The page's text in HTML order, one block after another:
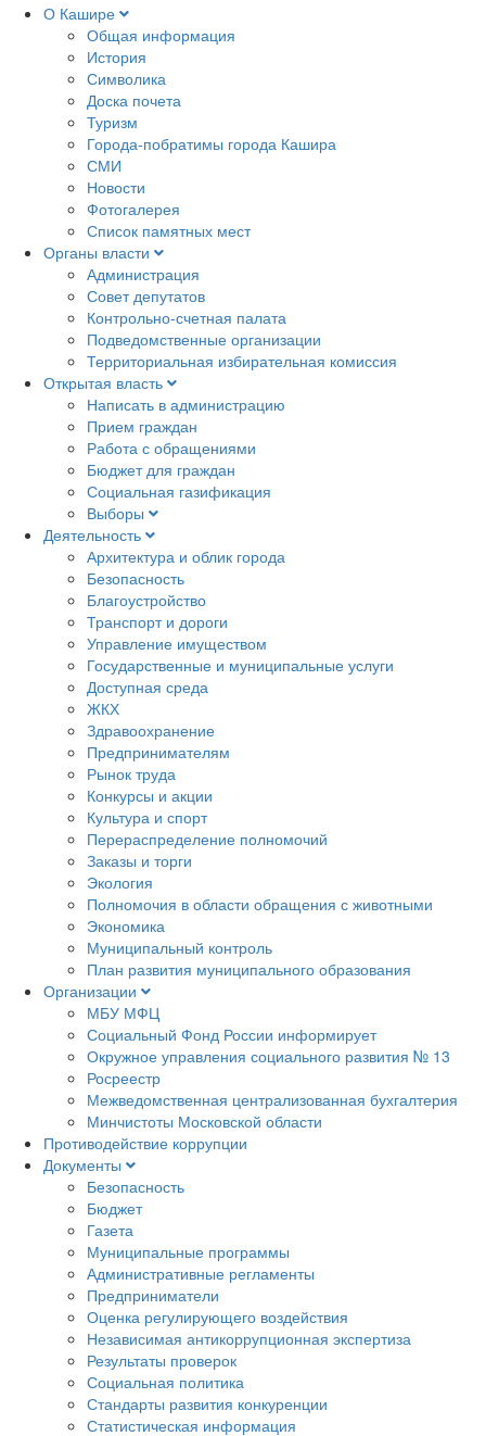
О Кашире
Общая информация
История
Символика
Доска почета
Туризм
Города-побратимы города Кашира
СМИ
Новости
Фотогалерея
Список памятных мест
Органы власти
Администрация
Совет депутатов
Контрольно-счетная палата
Подведомственные организации
Территориальная избирательная комиссия
Открытая власть
Написать в администрацию
Прием граждан
Работа с обращениями
Бюджет для граждан
Социальная газификация
Выборы
Деятельность
Архитектура и облик города
Безопасность
Благоустройство
Транспорт и дороги
Управление имуществом
Государственные и муниципальные услуги
Доступная среда
ЖКХ
Здравоохранение
Предпринимателям
Рынок труда
Конкурсы и акции
Культура и спорт
Перераспределение полномочий
Заказы и торги
Экология
Полномочия в области обращения с животными
Экономика
Муниципальный контроль
План развития муниципального образования
Организации
МБУ МФЦ
Социальный Фонд России информирует
Окружное управления социального развития № 13
Росреестр
Межведомственная централизованная бухгалтерия
Минчистоты Московской области
Противодействие коррупции
Документы
Безопасность
Бюджет
Газета
Муниципальные программы
Административные регламенты
Предприниматели
Оценка регулирующего воздействия
Независимая антикоррупционная экспертиза
Результаты проверок
Социальная политика
Стандарты развития конкуренции
Статистическая информация